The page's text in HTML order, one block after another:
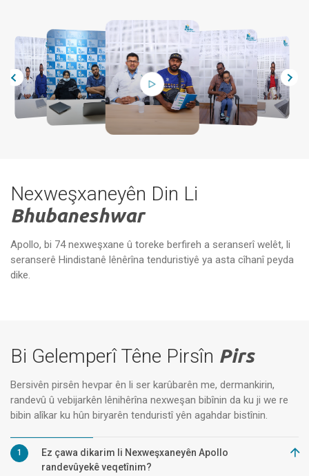
Nexweşxaneyên Din Li
Bhubaneshwar
Apollo, bi 74 nexweşxane û toreke berfireh a seranserî welêt, li
seranserê Hindistanê lênêrîna tenduristiyê ya asta cîhanî peyda
dike.
Nexweşxaneyên Apollo,
Bhubaneswar
Bi Gelemperî Têne Pirsîn Pirs
Bersivên pirsên hevpar ên li ser karûbarên me, dermankirin,
randevû û vebijarkên lênihêrîna nexweşan bibînin da ku ji we re
bibin alîkar ku hûn biryarên tenduristî yên agahdar bistînin.
1
Ez çawa dikarim li Nexweşxaneyên Apollo
randevûyekê veqetînim?